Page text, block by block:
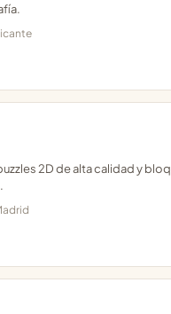
2D de alta calidad y